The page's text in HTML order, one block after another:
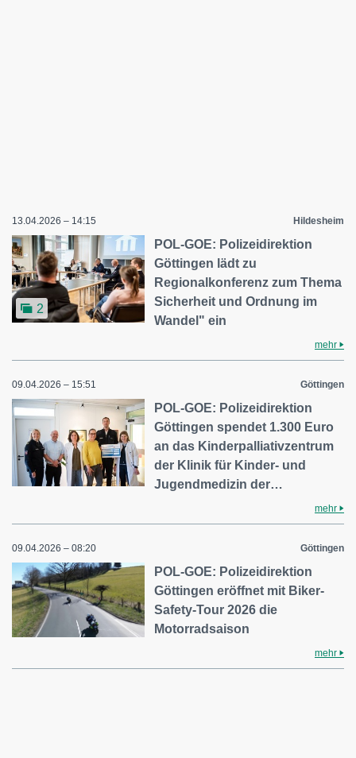
13.04.2026 – 14:15 Hildesheim
2
POL-GOE: Polizeidirektion
Göttingen lädt zu
Regionalkonferenz zum Thema
Sicherheit und Ordnung im
Wandel" ein
mehr
09.04.2026 – 15:51 Göttingen
POL-GOE: Polizeidirektion
Göttingen spendet 1.300 Euro
an das Kinderpalliativzentrum
der Klinik für Kinder- und
Jugendmedizin der…
mehr
09.04.2026 – 08:20 Göttingen
POL-GOE: Polizeidirektion
Göttingen eröffnet mit Biker-
Safety-Tour 2026 die
Motorradsaison
mehr